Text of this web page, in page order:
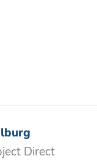
Direct